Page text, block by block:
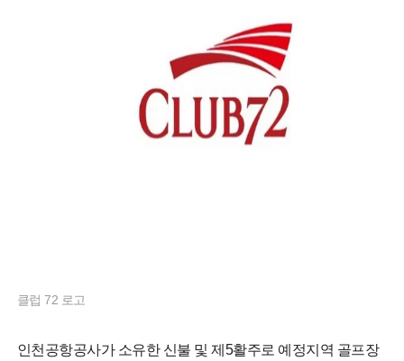
클럽 72 로고
인천공항공사가 소유한 신불 및 제5활주로 예정지역 골프장